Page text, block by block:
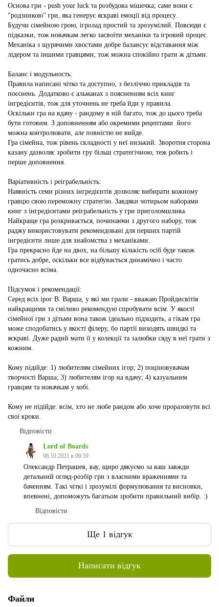
Основа гри - push your luck та розбудова мішечка; саме вони є
"родзинкою" гри, яка генерує яскраві емоції від процесу.
Будучи сімейною грою, ігролад простий та зрозумілий. Повсюди є
підказки, тож новачкам легко засвоїти механіки та ігровий процес.
Механіка з щурячими хвостами добре балансує відставання між
лідером та іншими гравцями, тож можна спокійно грати ж дітьми.
Баланс і модульность:
Правила написані чітко та доступно, з безліччю прикладів та
поєснень. Додатково є альманах з поясненням всіх книг
інгредієнтів, тож для уточнень не треба йди у правила.
Оскільки гра на вдачу - рандому в ній багато, тож до цього треба
бути готовим. З доповненням або окремими рецептами його
можна контролювати, але повністю не вийде.
Гра сімейна, тож рівень складності у неї низький. Зворотня сторона
казану дазволяє зробити гру більш стратегічною, теж робить і
перше доповнення.
Варіативність і реіграбельність:
Наявність семи різних інгредієнтів дозволяє вибирати кожному
гравцю свою переможну стратегію. Завдяки чотирьом наборами
книг з інгредієнтами реіграбельність у гри приголомшлива.
Найкраще гра розкривається, починаючи з другого набору, тож
раджу використовувати рекомендовані для перших партій
інгредієнти лише для знайомства з механіками.
Гра прекрасно йде на двох, на більшу кількість осіб буде також
гратись добре, оскільки все відбувається динамічно і часто
одночасно всіма.
Підсумок і рекомендації:
Серед всіх ірог В. Варша, у які ми грали - вважаю Пройдисвітів
найкращими та сміливо рекомендую спробувати всім. У якості
сімейної гри з дітьми вона також ідеально підходить, а гікам гра
може сподобатись у якості філеру, бо партії виходять швидкі та
яскраві. Дуже радий мати її у колекції та залюбки сяду в неї грати з
кожним.
Кому підійде: 1) любителям сімейних ігор; 2) поціновувачам
творчості Варша; 3) любителям ігор на вдачу; 4) казуальним
гравцям та новачкам у хобі.
Кому не підійде: всім, хто не любе рандом або хоче проразовути всі
свої кроки.
Відповісти
Lord of Boards
08.10.2021 в 00:59
Олександр Петрашев, вау, щиро дякуємо за ваш завжди
детальний огляд-розбір гри з власними враженнями та
баченням. Такі чіткі і зрозумілі формулювання та висновки,
впевнені, допоможуть багатьом зробити правильний вибір. :)
Відповісти
Ще 1 відгук
Написати відгук
Файли